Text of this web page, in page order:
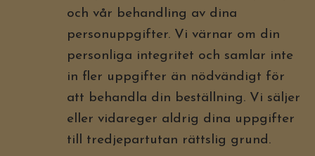
och vår behandling av dina
personuppgifter. Vi värnar om din
personliga integritet och samlar inte
in fler uppgifter än nödvändigt för
att behandla din beställning. Vi säljer
eller vidareger aldrig dina uppgifter
till tredjepartutan rättslig grund.